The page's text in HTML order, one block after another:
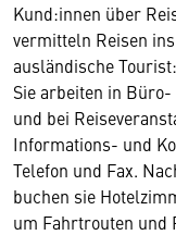
Kund:innen über
vermitteln Reisen
ausländische
Sie arbeiten in
und bei
Informations- und
Telefon und Fax.
buchen sie
um Fahrtrouten und